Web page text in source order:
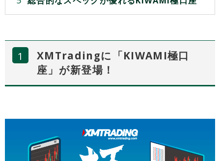
XMTradingに「KIWAMI極口
座」が新登場！